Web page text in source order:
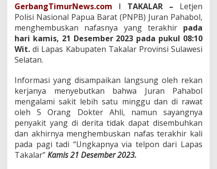
e
n
N
e
g
a
F
e
d
e
a
l
R
p
GerbangTimurNews.com I TAKALAR – Letjen
Polisi Nasional Papua Barat (PNPB) Juran Pahabol,
menghembuskan nafasnya yang terakhir pada
hari kamis, 21 Desember 2023 pada pukul 08:10
Wit. di Lapas Kabupaten Takalar Provinsi Sulawesi
Selatan.
Informasi yang disampaikan langsung oleh rekan
kerjanya menyebutkan bahwa Juran Pahabol
mengalami sakit lebih satu minggu dan di rawat
oleh 5 Orang Dokter Ahli, namun sayangnya
penyakit yang di derita tidak dapat disembuhkan
dan akhirnya menghembuskan nafas terakhir kali
pada pagi tadi “Ungkapnya via telpon dari Lapas
Takalar”Kamis 21 Desember 2023.